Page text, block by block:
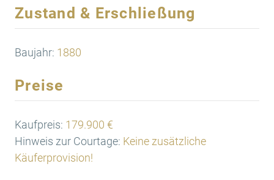
Zustand & Erschließung
Baujahr: 1880
Preise
Kaufpreis: 179.900 €
Hinweis zur Courtage: Keine zusätzliche
Käuferprovision!